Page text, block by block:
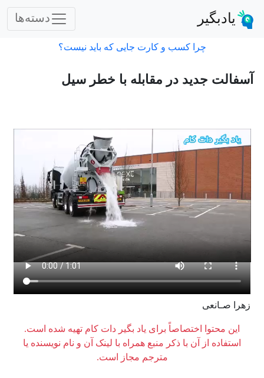
یادبگیر دسته‌ها
چرا کسب و کارت جایی که باید نیست؟
آسفالت جدید در مقابله با خطر سیل
زهرا صـانعی
این محتوا اختصاصاً برای یاد بگیر دات کام تهیه شده است.
استفاده از آن با ذکر منبع همراه با لینک آن و نام نویسنده یا
مترجم مجاز است.